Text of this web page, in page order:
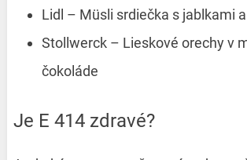
Lidl – Müsli srdiečka s jablkami
Stollwerck – Lieskové orechy v
čokoláde
Je E 414 zdravé?